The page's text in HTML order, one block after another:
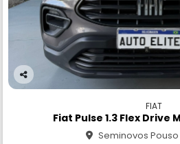
Co
FIAT
Fiat Pulse 1.3 Flex Drive
Seminovos